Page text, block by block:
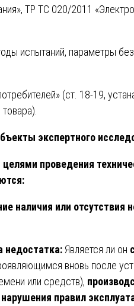
ТР ТС 020/2011
испытаний, параметры
(ст. 18-19,
экспертного
проведения
наличия или отсутствия
недостатка: Является ли он
вновь после
или средств),
нарушения правил